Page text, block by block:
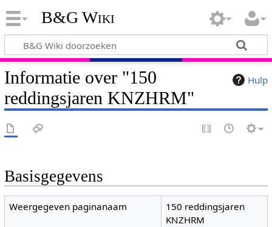
B&G Wiki
Hulp
Informatie over "150
reddingsjaren KNZHRM"
Basisgegevens
Weergegeven paginanaam
150 reddingsjaren
KNZHRM